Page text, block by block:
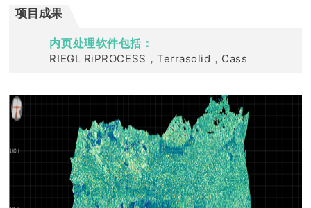
项目成果
内页处理软件包括：
RIEGL RiPROCESS，Terrasolid，Cass